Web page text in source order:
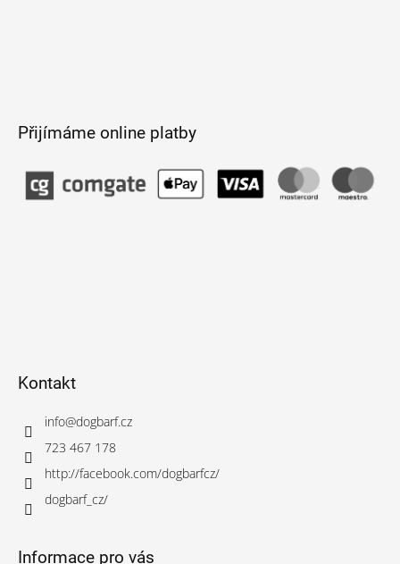
Přijímáme online platby
Kontakt
info@dogbarf.cz
723 467 178
http://facebook.com/dogbarfcz/
dogbarf_cz/
Informace pro vás